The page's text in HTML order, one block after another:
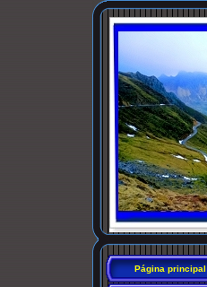
Página principal